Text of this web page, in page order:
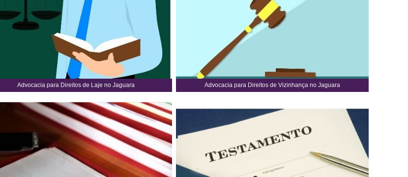
Advocacia para Direitos de Laje no Jaguara Advocacia para Direitos de Vizinhança no Jaguara